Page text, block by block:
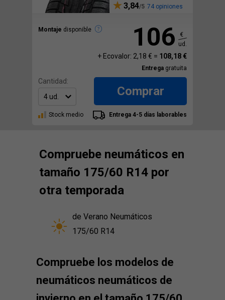
3,84 74 opiniones
Montaje disponible 106
€
ud.
+ Ecovalor: 2,18 € = 108,18 €
Entrega gratuita
Cantidad:
Comprar
Stock medio Entrega 4-5 días laborables
Compruebe neumáticos en
tamaño 175/60 R14 por
otra temporada
de Verano Neumáticos
175/60 R14
Compruebe los modelos de
neumáticos neumáticos de